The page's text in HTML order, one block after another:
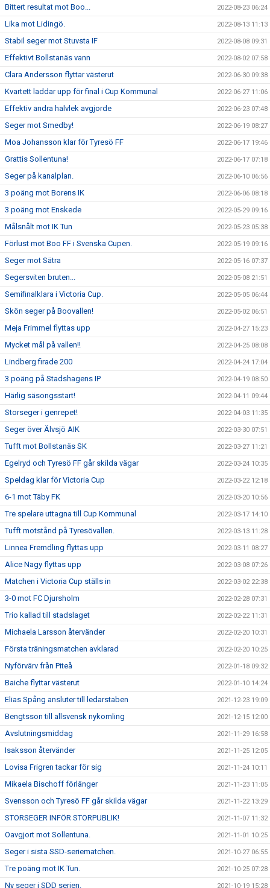
Bittert resultat mot Boo... 2022-08-23 06:24
Lika mot Lidingö. 2022-08-13 11:13
Stabil seger mot Stuvsta IF 2022-08-08 09:31
Effektivt Bollstanäs vann 2022-08-02 07:58
Clara Andersson flyttar västerut 2022-06-30 09:38
Kvartett laddar upp för final i Cup Kommunal 2022-06-27 11:06
Effektiv andra halvlek avgjorde 2022-06-23 07:48
Seger mot Smedby! 2022-06-19 08:27
Moa Johansson klar för Tyresö FF 2022-06-17 19:46
Grattis Sollentuna! 2022-06-17 07:18
Seger på kanalplan. 2022-06-10 06:56
3 poäng mot Borens IK 2022-06-06 08:18
3 poäng mot Enskede 2022-05-29 09:16
Målsnålt mot IK Tun 2022-05-23 05:38
Förlust mot Boo FF i Svenska Cupen. 2022-05-19 09:16
Seger mot Sätra 2022-05-16 07:37
Segersviten bruten... 2022-05-08 21:51
Semifinalklara i Victoria Cup. 2022-05-05 06:44
Skön seger på Boovallen! 2022-05-02 06:51
Meja Frimmel flyttas upp 2022-04-27 15:23
Mycket mål på vallen!! 2022-04-25 08:08
Lindberg firade 200 2022-04-24 17:04
3 poäng på Stadshagens IP 2022-04-19 08:50
Härlig säsongsstart! 2022-04-11 09:44
Storseger i genrepet! 2022-04-03 11:35
Seger över Älvsjö AIK 2022-03-30 07:51
Tufft mot Bollstanäs SK 2022-03-27 11:21
Egelryd och Tyresö FF går skilda vägar 2022-03-24 10:35
Speldag klar för Victoria Cup 2022-03-22 12:18
6-1 mot Täby FK 2022-03-20 10:56
Tre spelare uttagna till Cup Kommunal 2022-03-17 14:10
Tufft motstånd på Tyresövallen. 2022-03-13 11:28
Linnea Fremdling flyttas upp 2022-03-11 08:27
Alice Nagy flyttas upp 2022-03-08 07:26
Matchen i Victoria Cup ställs in 2022-03-02 22:38
3-0 mot FC Djursholm 2022-02-28 07:31
Trio kallad till stadslaget 2022-02-22 11:31
Michaela Larsson återvänder 2022-02-20 10:31
Första träningsmatchen avklarad 2022-02-20 10:25
Nyförvärv från Piteå 2022-01-18 09:32
Baiche flyttar västerut 2022-01-10 14:24
Elias Spång ansluter till ledarstaben 2021-12-23 19:09
Bengtsson till allsvensk nykomling 2021-12-15 12:00
Avslutningsmiddag 2021-11-29 16:58
Isaksson återvänder 2021-11-25 12:05
Lovisa Frigren tackar för sig 2021-11-24 10:11
Mikaela Bischoff förlänger 2021-11-23 11:05
Svensson och Tyresö FF går skilda vägar 2021-11-22 13:29
STORSEGER INFÖR STORPUBLIK! 2021-11-07 11:32
Oavgjort mot Sollentuna. 2021-11-01 10:25
Seger i sista SSD-seriematchen. 2021-10-27 06:55
Tre poäng mot IK Tun. 2021-10-25 07:28
Ny seger i SDD serien. 2021-10-19 15:28